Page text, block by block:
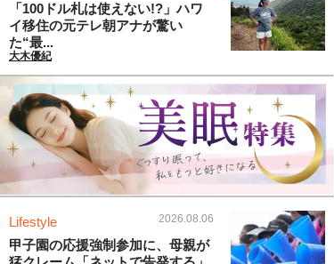
「100ドル札は使えない!?」ハワ
イ移住の元テレ朝アナが驚い
た“最...
大木優紀
Lifestyle 2026.08.06
甲子園の応援強制参加に、母親が